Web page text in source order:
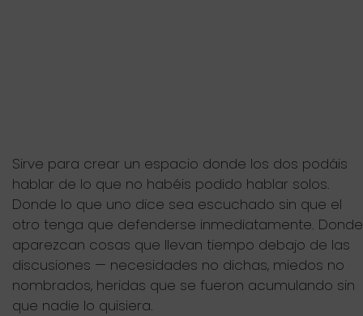
Sirve para crear un espacio donde los dos podáis
hablar de lo que no habéis podido hablar solos.
Donde lo que uno dice sea escuchado sin que el
otro tenga que defenderse inmediatamente. Donde
aparezcan cosas que llevan tiempo debajo de las
discusiones — necesidades no dichas, miedos no
nombrados, heridas que se fueron acumulando sin
que nadie lo quisiera.